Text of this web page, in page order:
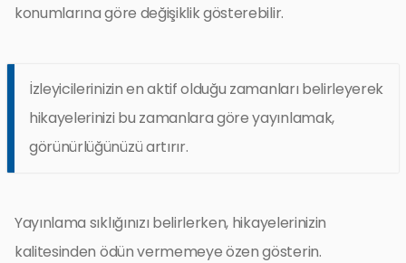
konumlarına göre değişiklik gösterebilir.
İzleyicilerinizin en aktif olduğu zamanları belirleyerek
hikayelerinizi bu zamanlara göre yayınlamak,
görünürlüğünüzü artırır.
Yayınlama sıklığınızı belirlerken, hikayelerinizin
kalitesinden ödün vermemeye özen gösterin.